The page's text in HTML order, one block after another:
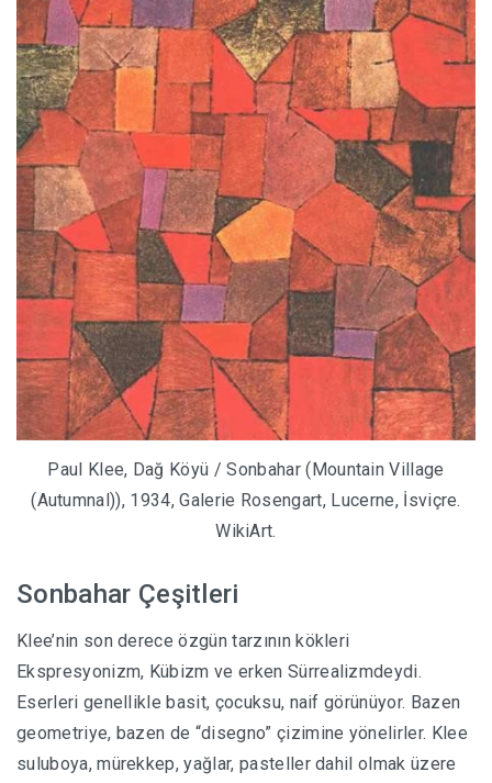
Paul Klee, Dağ Köyü / Sonbahar (Mountain Village
(Autumnal)), 1934, Galerie Rosengart, Lucerne, İsviçre.
WikiArt.
Sonbahar Çeşitleri
Klee’nin son derece özgün tarzının kökleri
Ekspresyonizm, Kübizm ve erken Sürrealizmdeydi.
Eserleri genellikle basit, çocuksu, naif görünüyor. Bazen
geometriye, bazen de “disegno” çizimine yönelirler. Klee
suluboya, mürekkep, yağlar, pasteller dahil olmak üzere